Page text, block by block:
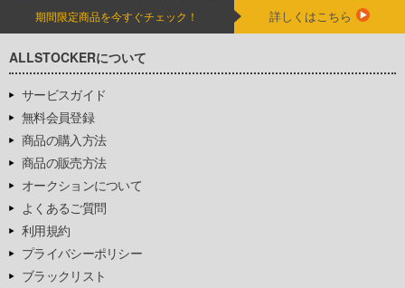
期間限定商品を今すぐチェック！ 詳しくはこちら
ALLSTOCKERについて
サービスガイド
無料会員登録
商品の購入方法
商品の販売方法
オークションについて
よくあるご質問
利用規約
プライバシーポリシー
ブラックリスト